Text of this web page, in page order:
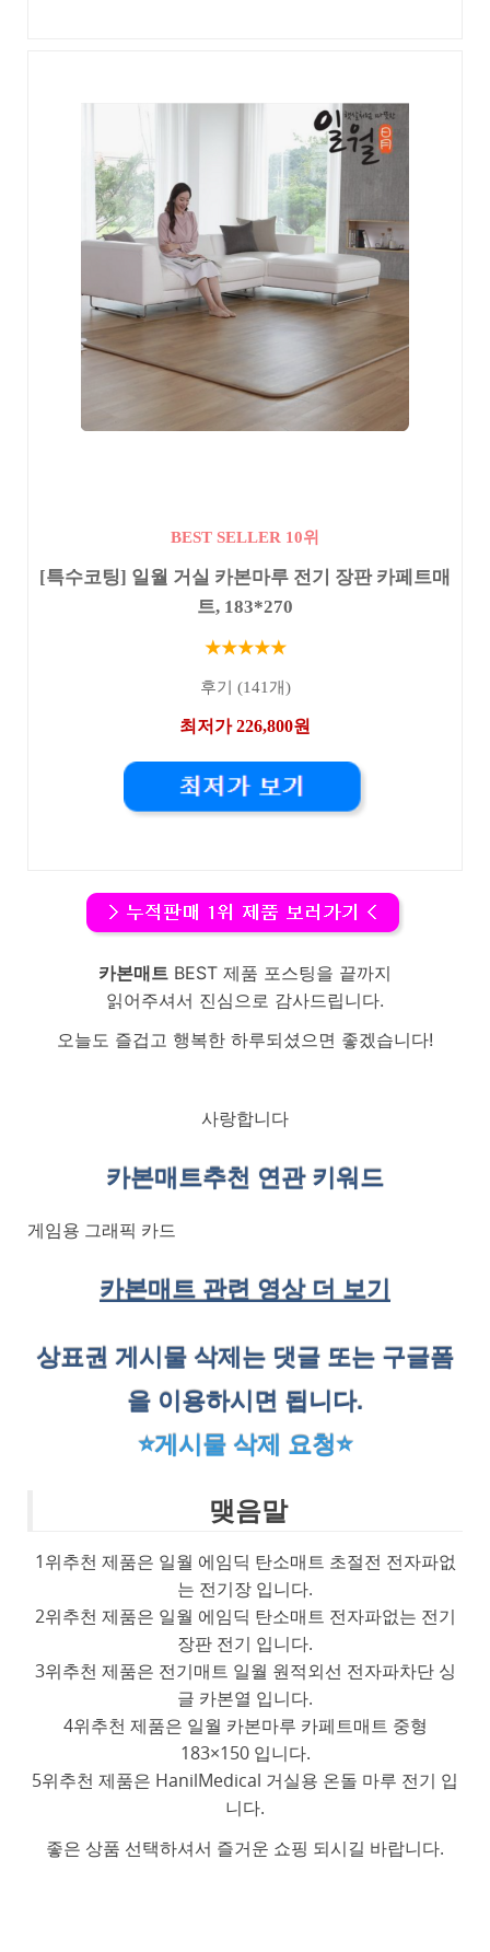
BEST SELLER 10위
[특수코팅] 일월 거실 카본마루 전기 장판 카페트매
트, 183*270
★★★★★
후기 (141개)
최저가 226,800원
카본매트 BEST 제품 포스팅을 끝까지
읽어주셔서 진심으로 감사드립니다.
오늘도 즐겁고 행복한 하루되셨으면 좋겠습니다!
사랑합니다
카본매트추천 연관 키워드
게임용 그래픽 카드
카본매트 관련 영상 더 보기
상표권 게시물 삭제는 댓글 또는 구글폼
을 이용하시면 됩니다.
⭐게시물 삭제 요청⭐
맺음말
1위추천 제품은 일월 에임딕 탄소매트 초절전 전자파없
는 전기장 입니다.
2위추천 제품은 일월 에임딕 탄소매트 전자파없는 전기
장판 전기 입니다.
3위추천 제품은 전기매트 일월 원적외선 전자파차단 싱
글 카본열 입니다.
4위추천 제품은 일월 카본마루 카페트매트 중형
183×150 입니다.
5위추천 제품은 HanilMedical 거실용 온돌 마루 전기 입
니다.
좋은 상품 선택하셔서 즐거운 쇼핑 되시길 바랍니다.